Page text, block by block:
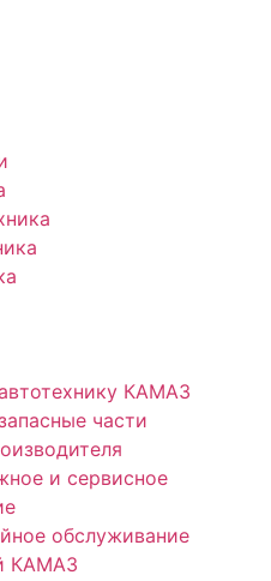
КАМАЗ
части
и сервисное
обслуживание
КАМАЗ